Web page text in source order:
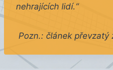
nehrajících lidí.“
Pozn.: článek převzatý